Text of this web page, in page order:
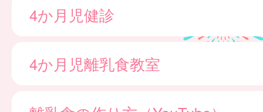
4か月児健診
4か月児離乳食教室